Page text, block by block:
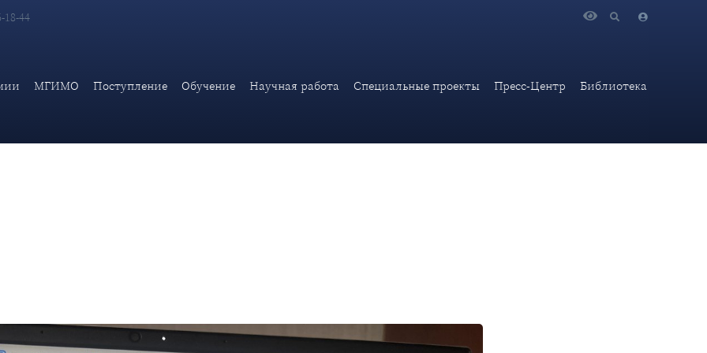
18-44
МГИМО Поступление Обучение Научная работа Специальные проекты Пресс-Центр Библиотека
и новой реальностью»,